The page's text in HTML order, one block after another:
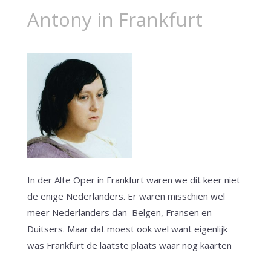
Antony in Frankfurt
In der Alte Oper in Frankfurt waren we dit keer niet
de enige Nederlanders. Er waren misschien wel
meer Nederlanders dan Belgen, Fransen en
Duitsers. Maar dat moest ook wel want eigenlijk
was Frankfurt de laatste plaats waar nog kaarten